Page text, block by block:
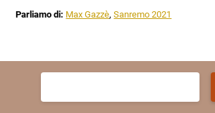
Parliamo di: Max Gazzè,Sanremo 2021
Ricerca